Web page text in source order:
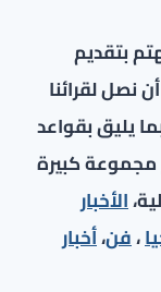
بتقديم
نصل لقرائنا
يليق بقواعد
مجموعة كبيرة
الأخبار
،فن،أخبار